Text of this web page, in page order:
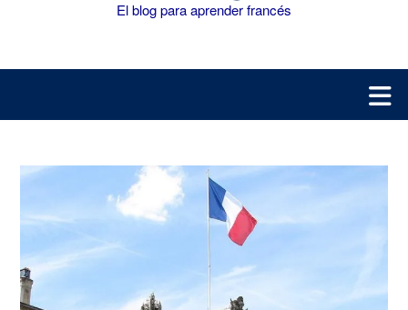
El blog para aprender francés